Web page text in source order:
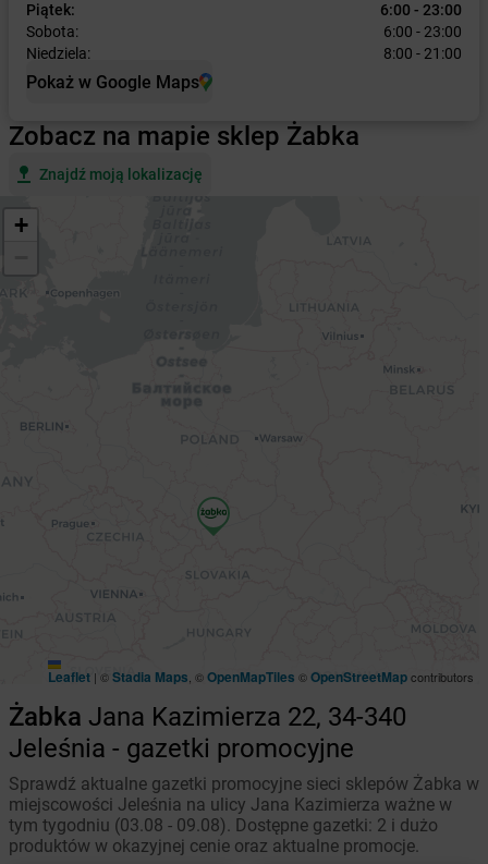
Piątek:
6:00 - 23:00
Sobota:
6:00 - 23:00
Niedziela:
8:00 - 21:00
Pokaż w Google Maps
Zobacz na mapie sklep Żabka
Znajdź moją lokalizację
+
Leaflet | ©Stadia Maps , ©OpenMapTiles ©OpenStreetMapcontributors
Żabka Jana Kazimierza 22, 34-340
Jeleśnia - gazetki promocyjne
Sprawdź aktualne gazetki promocyjne sieci sklepów Żabka w
miejscowości Jeleśnia na ulicy Jana Kazimierza ważne w
tym tygodniu (03.08 - 09.08). Dostępne gazetki: 2 i dużo
produktów w okazyjnej cenie oraz aktualne promocje.